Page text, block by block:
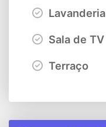
Lavanderia
Sala de TV
Terraço